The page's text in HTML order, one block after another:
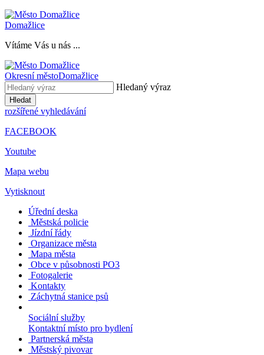
Domažlice
Vítáme Vás u nás ...
Okresní městoDomažlice
Hledaný výraz
Hledat
rozšířené vyhledávání
FACEBOOK
Youtube
Mapa webu
Vytisknout
Úřední deska
Městská policie
Jízdní řády
Organizace města
Mapa města
Obce v působnosti PO3
Fotogalerie
Kontakty
Záchytná stanice psů
Sociální služby
Kontaktní místo pro bydlení
Partnerská města
Městský pivovar